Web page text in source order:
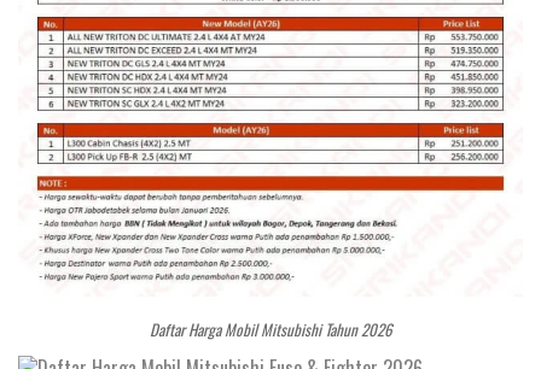
Daftar Harga Mobil Mitsubishi Tahun 2026